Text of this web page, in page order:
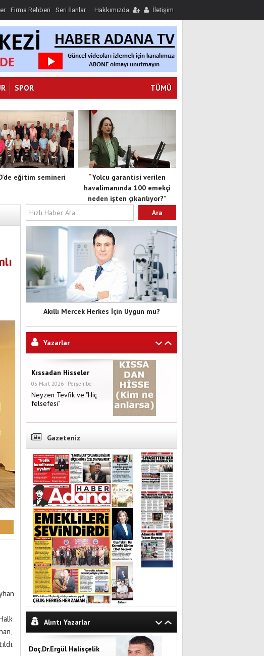
Firma Rehberi Seri İlanlar Hakkımızda İletişim
SPOR TÜMÜ
“Yolcu garantisi verilen
havalimanında 100 emekçi
neden işten çıkarılıyor?”
eğitim semineri
Akıllı Mercek Herkes İçin Uygun mu?
Yazarlar
Kıssadan Hisseler
05 Mart 2026 - Perşembe
Neyzen Tevfik ve "Hiç
felsefesi"
Gazeteniz
Alıntı Yazarlar
Doç.Dr.Ergül Halisçelik